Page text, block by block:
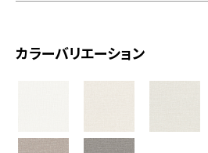
プライバシーポリシーサイト
カラーバリエーション